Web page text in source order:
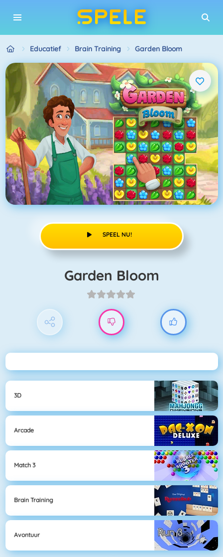
Educatief Brain Training Garden Bloom
SPEEL NU!
Garden Bloom
3D
Arcade
Match 3
Brain Training
Avontuur